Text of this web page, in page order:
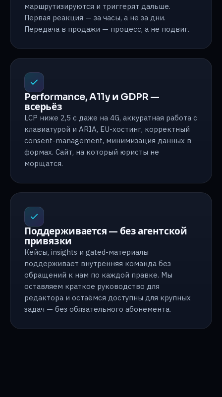
маршрутизируются и триггерят дальше.
Первая реакция — за часы, а не за дни.
Передача в продажи — процесс, а не подвиг.
Performance, A11y и GDPR —
всерьёз
LCP ниже 2,5 с даже на 4G, аккуратная работа с
клавиатурой и ARIA, EU-хостинг, корректный
consent-management, минимизация данных в
формах. Сайт, на который юристы не
морщатся.
Поддерживается — без агентской
привязки
Кейсы, insights и gated-материалы
поддерживает внутренняя команда без
обращений к нам по каждой правке. Мы
оставляем краткое руководство для
редактора и остаёмся доступны для крупных
задач — без обязательного абонемента.